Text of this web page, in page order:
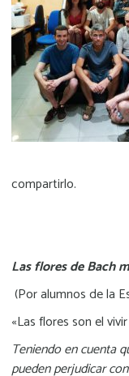
compartirlo.
Las flores de Bach
(Por alumnos de la
«Las flores son el
Teniendo en cuenta
pueden perjudicar